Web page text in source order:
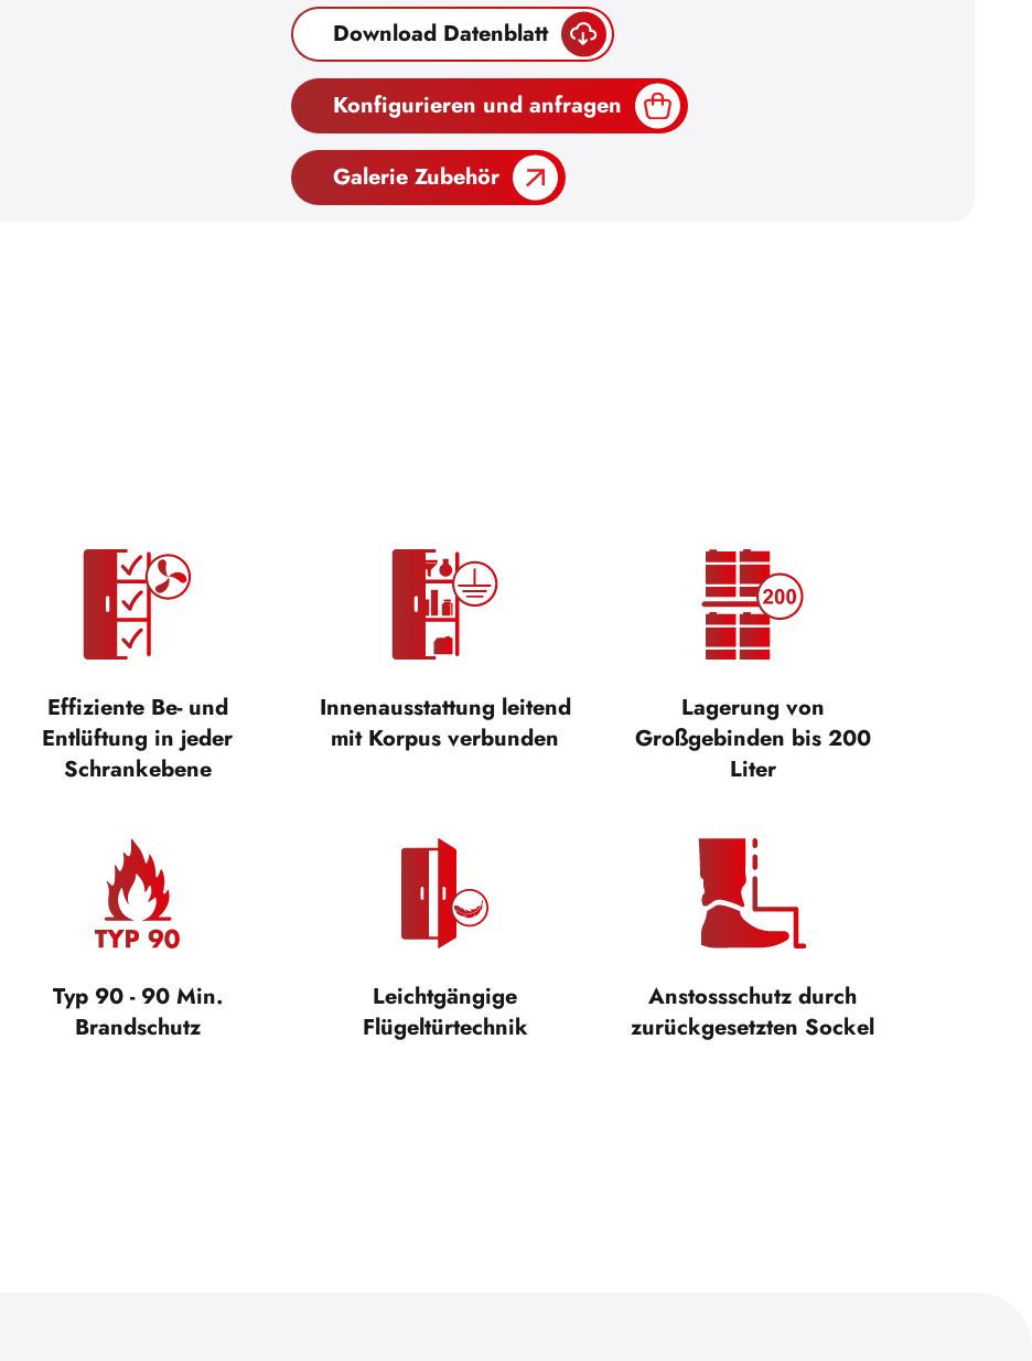
Download Datenblatt
Konfigurieren und anfragen
Galerie Zubehör
Effiziente Be- und
Entlüftung in jeder
Schrankebene
Innenausstattung leitend
mit Korpus verbunden
Lagerung von
Großgebinden bis 200
Liter
Typ 90 - 90 Min.
Brandschutz
Leichtgängige
Flügeltürtechnik
Anstossschutz durch
zurückgesetzten Sockel